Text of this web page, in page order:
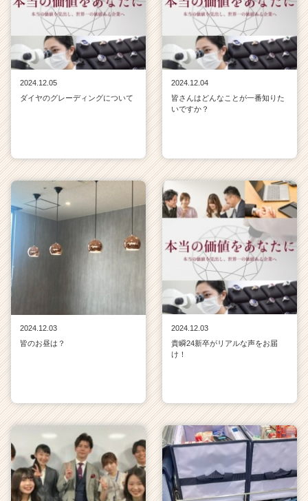
2024.12.05
ダイヤのグレーディングについて
2024.12.04
皆さんはどんなことが一番知りた
いですか？
2024.12.03
皆のお昼は？
2024.12.03
貴瞬24新卒がリアルな声をお届
け！